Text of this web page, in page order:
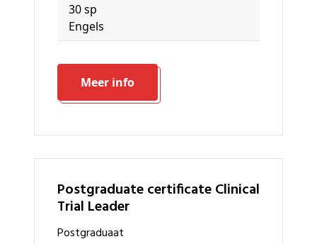
30 sp
Engels
Meer info
Postgraduate certificate Clinical
Trial Leader
Postgraduaat